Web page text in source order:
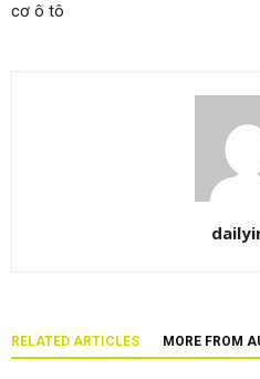
cơ ô tô
RELATED ARTICLES MORE FROM